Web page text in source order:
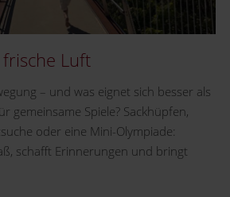
Luft
– und was eignet sich besser als
gemeinsame Spiele? Sackhüpfen,
oder eine Mini-Olympiade:
schafft Erinnerungen und bringt